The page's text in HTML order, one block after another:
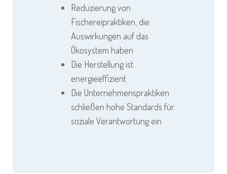
Reduzierung von
Fischereipraktiken, die
Auswirkungen auf das
Ökosystem haben
Die Herstellung ist
energieeffizient
Die Unternehmenspraktiken
schließen hohe Standards für
soziale Verantwortung ein